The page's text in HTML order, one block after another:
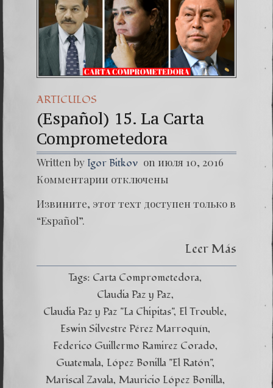
ARTICULOS
(Español) 15. La Carta
Comprometedora
Written by Igor Bitkov on июля 10, 2016
Комментарии отключены
Извините, этот техт доступен только в
“Español”.
Leer Más
Tags: Carta Comprometedora
Claudia Paz y Paz
Claudia Paz y Paz "La Chipitas" El Trouble
Eswin Silvestre Pérez Marroquín
Federico Guillermo Ramirez Corado
Guatemala López Bonilla "El Ratón"
Mariscal Zavala Mauricio López Bonilla